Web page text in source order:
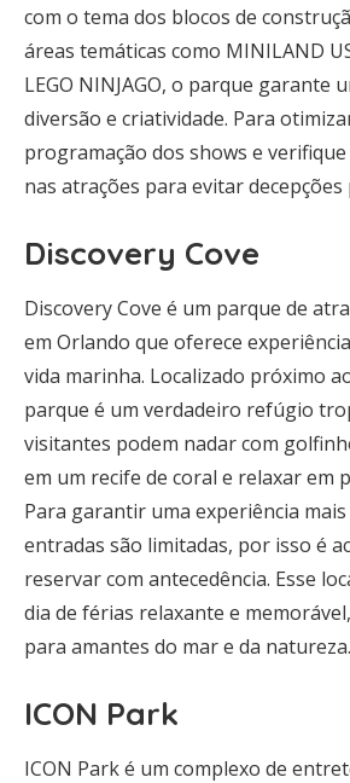
com o tema dos blocos de
áreas temáticas como MINILAND
LEGO NINJAGO, o parque garante
diversão e criatividade. Para
programação dos shows e
nas atrações para evitar decepções
Discovery Cove
Discovery Cove é um parque de
em Orlando que oferece
vida marinha. Localizado próximo
parque é um verdadeiro refúgio
visitantes podem nadar com
em um recife de coral e relaxar em
Para garantir uma experiência
entradas são limitadas, por isso é
reservar com antecedência. Esse
dia de férias relaxante e
para amantes do mar e da natureza.
ICON Park
ICON Park é um complexo de